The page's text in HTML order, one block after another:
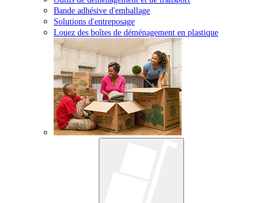
Bande adhésive d'emballage
Solutions d'entreposage
Louez des boîtes de déménagement en plastique